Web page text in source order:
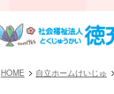
HOME 自立ホームけいじゅ